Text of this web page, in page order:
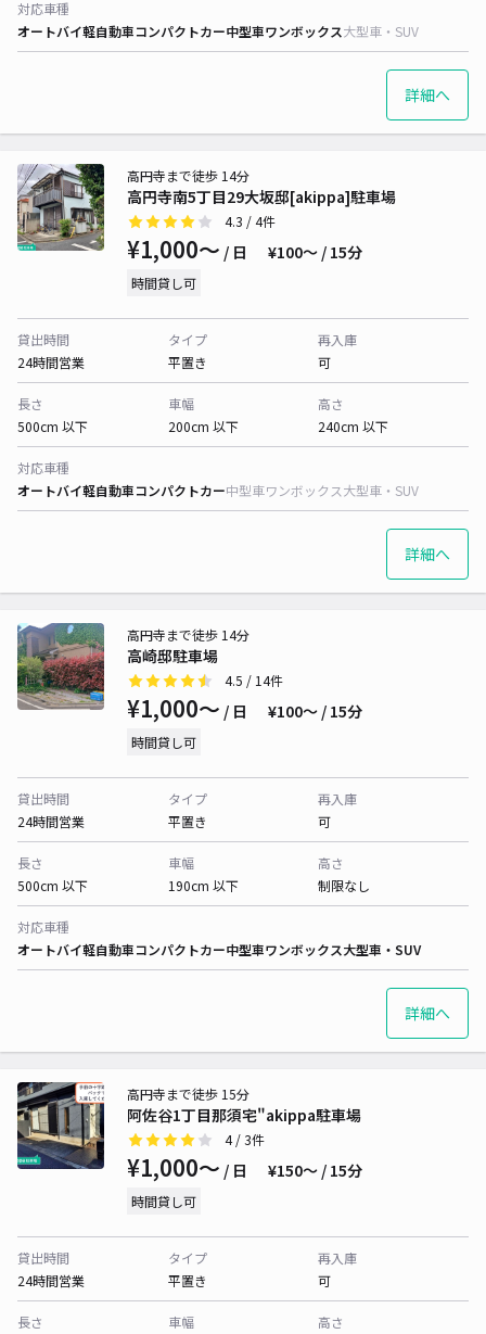
対応車種
オートバイ軽自動車コンパクトカー中型車ワンボックス大型車・SUV
詳細へ
高円寺南5丁目29大坂邸[akippa]駐車場
高円寺まで徒歩 14分
4.3 / 4件
¥1,000〜 / 日 ¥100〜 / 15分
時間貸し可
貸出時間
24時間営業
タイプ
平置き
再入庫
可
長さ
500cm 以下
車幅
200cm 以下
高さ
240cm 以下
対応車種
オートバイ軽自動車コンパクトカー中型車ワンボックス大型車・SUV
詳細へ
高崎邸駐車場
高円寺まで徒歩 14分
4.5 / 14件
¥1,000〜 / 日 ¥100〜 / 15分
時間貸し可
貸出時間
24時間営業
タイプ
平置き
再入庫
可
長さ
500cm 以下
車幅
190cm 以下
高さ
制限なし
対応車種
オートバイ軽自動車コンパクトカー中型車ワンボックス大型車・SUV
詳細へ
阿佐谷1丁目那須宅"akippa駐車場
高円寺まで徒歩 15分
4/ 3件
¥1,000〜 / 日 ¥150〜 / 15分
時間貸し可
貸出時間
24時間営業
タイプ
平置き
再入庫
可
長さ
車幅
高さ